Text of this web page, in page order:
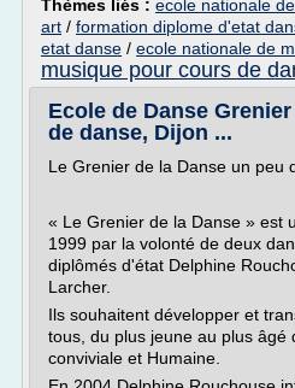
Thèmes liés : ecole nationale
art / formation diplome d'etat
etat danse / ecole nationale de
musique pour cours de
Ecole de Danse
de danse, Dijon ...
Le Grenier de la Danse un peu
« Le Grenier de la Danse » est
1999 par la volonté de deux
diplômés d'état Delphine
Larcher.
Ils souhaitent développer et
tous, du plus jeune au plus âgé
conviviale et Humaine.